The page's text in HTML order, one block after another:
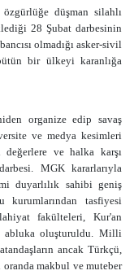
düşman silahlı
28 Şubat darbesinin
olmadığı asker-sivil
bir ülkeyi karanlığa
organize edip savaş
ve medya kesimleri
ve halka karşı
MGK kararlarıyla
duyarlılık sahibi geniş
tasfiyesi
fakülteleri, Kur'an
abluka oluşturuldu. Milli
ancak Türkçü,
makbul ve muteber